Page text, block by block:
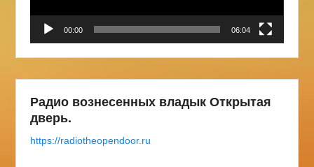
00:00 06:04
Радио вознесенных владык Открытая
дверь.
https://radiotheopendoor.ru